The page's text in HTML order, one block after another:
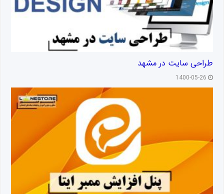
طراحی سایت در مشهد
1400-05-26